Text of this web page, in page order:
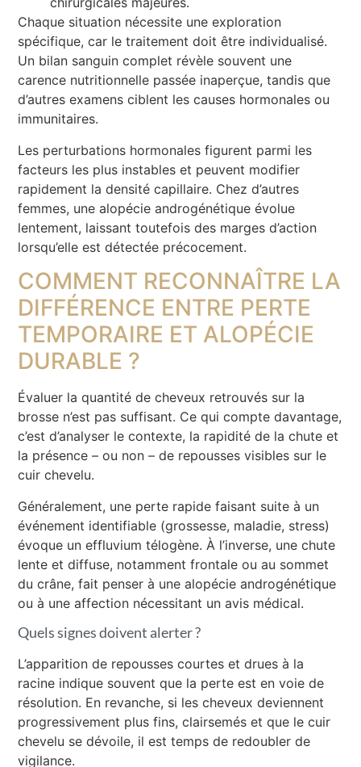
Chaque situation nécessite une exploration
spécifique, car le traitement doit être individualisé.
Un bilan sanguin complet révèle souvent une
carence nutritionnelle passée inaperçue, tandis que
d’autres examens ciblent les causes hormonales ou
immunitaires.
Les perturbations hormonales figurent parmi les
facteurs les plus instables et peuvent modifier
rapidement la densité capillaire. Chez d’autres
femmes, une alopécie androgénétique évolue
lentement, laissant toutefois des marges d’action
lorsqu’elle est détectée précocement.
COMMENT RECONNAÎTRE LA
DIFFÉRENCE ENTRE PERTE
TEMPORAIRE ET ALOPÉCIE
DURABLE ?
Évaluer la quantité de cheveux retrouvés sur la
brosse n’est pas suffisant. Ce qui compte davantage,
c’est d’analyser le contexte, la rapidité de la chute et
la présence – ou non – de repousses visibles sur le
cuir chevelu.
Généralement, une perte rapide faisant suite à un
événement identifiable (grossesse, maladie, stress)
évoque un effluvium télogène. À l’inverse, une chute
lente et diffuse, notamment frontale ou au sommet
du crâne, fait penser à une alopécie androgénétique
ou à une affection nécessitant un avis médical.
Quels signes doivent alerter ?
L’apparition de repousses courtes et drues à la
racine indique souvent que la perte est en voie de
résolution. En revanche, si les cheveux deviennent
progressivement plus fins, clairsemés et que le cuir
chevelu se dévoile, il est temps de redoubler de
vigilance.